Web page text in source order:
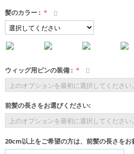
髪のカラー:
ウィッグ用ピンの装備:
前髪の長さをお選びください:
20cm以上をご希望の方は、前髪の長さをお